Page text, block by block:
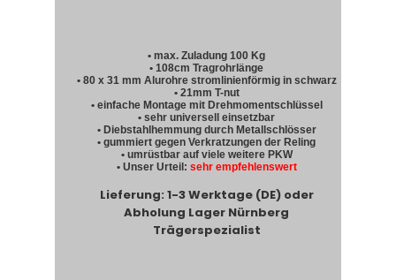
• max. Zuladung 100 Kg
• 108cm Tragrohrlänge
• 80 x 31 mm Alurohre stromlinienförmig in schwarz
• 21mm T-nut
• einfache Montage mit Drehmomentschlüssel
• sehr universell einsetzbar
• Diebstahlhemmung durch Metallschlösser
• gummiert gegen Verkratzungen der Reling
• umrüstbar auf viele weitere PKW
• Unser Urteil: sehr empfehlenswert
Lieferung: 1-3 Werktage (DE) oder
Abholung Lager Nürnberg
Trägerspezialist